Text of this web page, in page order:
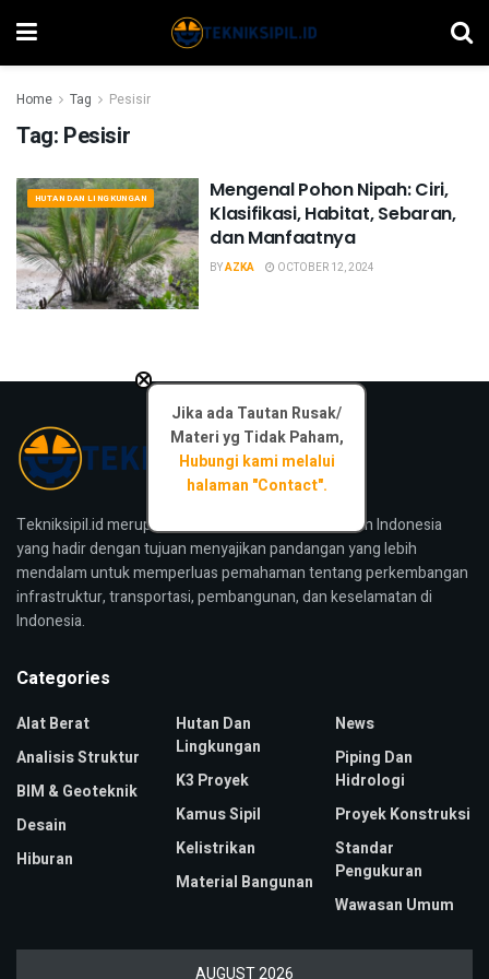
Home Tag Pesisir
Tag: Pesisir
HUTAN DAN LINGKUNGAN
Mengenal Pohon Nipah: Ciri,
Klasifikasi, Habitat, Sebaran,
dan Manfaatnya
BYAZKA OCTOBER 12, 2024
Tekniksipil.id merupakan media konstruksi bangunan Indonesia
yang hadir dengan tujuan menyajikan pandangan yang lebih
mendalam untuk memperluas pemahaman tentang perkembangan
infrastruktur, transportasi, pembangunan, dan keselamatan di
Indonesia.
Jika ada Tautan Rusak/
Materi yg Tidak Paham,
Hubungi kami melalui
halaman "Contact".
×
Categories
Alat Berat
Analisis Struktur
BIM & Geoteknik
Desain
Hiburan
Hutan Dan
Lingkungan
K3 Proyek
Kamus Sipil
Kelistrikan
Material Bangunan
News
Piping Dan
Hidrologi
Proyek Konstruksi
Standar
Pengukuran
Wawasan Umum
AUGUST 2026